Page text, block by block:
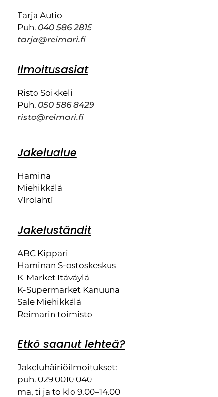
Tarja Autio
Puh. 040 586 2815
tarja@reimari.fi
Ilmoitusasiat
Risto Soikkeli
Puh. 050 586 8429
risto@reimari.fi
Jakelualue
Hamina
Miehikkälä
Virolahti
Jakeluständit
ABC Kippari
Haminan S-ostoskeskus
K-Market Itäväylä
K-Supermarket Kanuuna
Sale Miehikkälä
Reimarin toimisto
Etkö saanut lehteä?
Jakeluhäiriöilmoitukset:
puh. 029 0010 040
ma, ti ja to klo 9.00–14.00